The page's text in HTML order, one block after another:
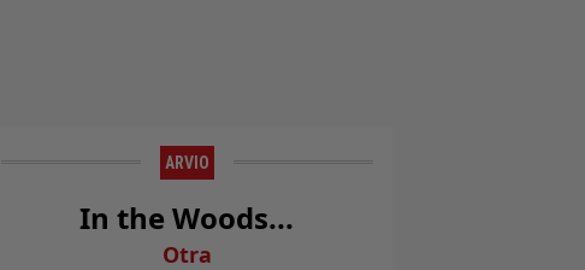
ARVIO
In the Woods...
Otra